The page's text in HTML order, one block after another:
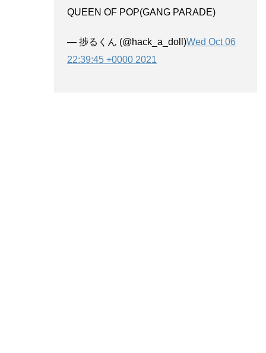
QUEEN OF POP(GANG PARADE)
— 捗るくん (@hack_a_doll)Wed Oct 06
22:39:45 +0000 2021